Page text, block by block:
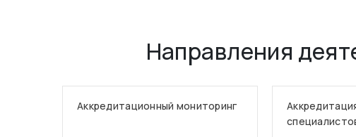
Направления
Аккредитационный мониторинг